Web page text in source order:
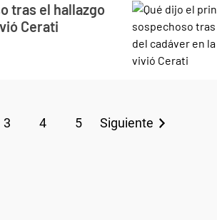
tras el hallazgo
Cerati
3 4 5 Siguiente